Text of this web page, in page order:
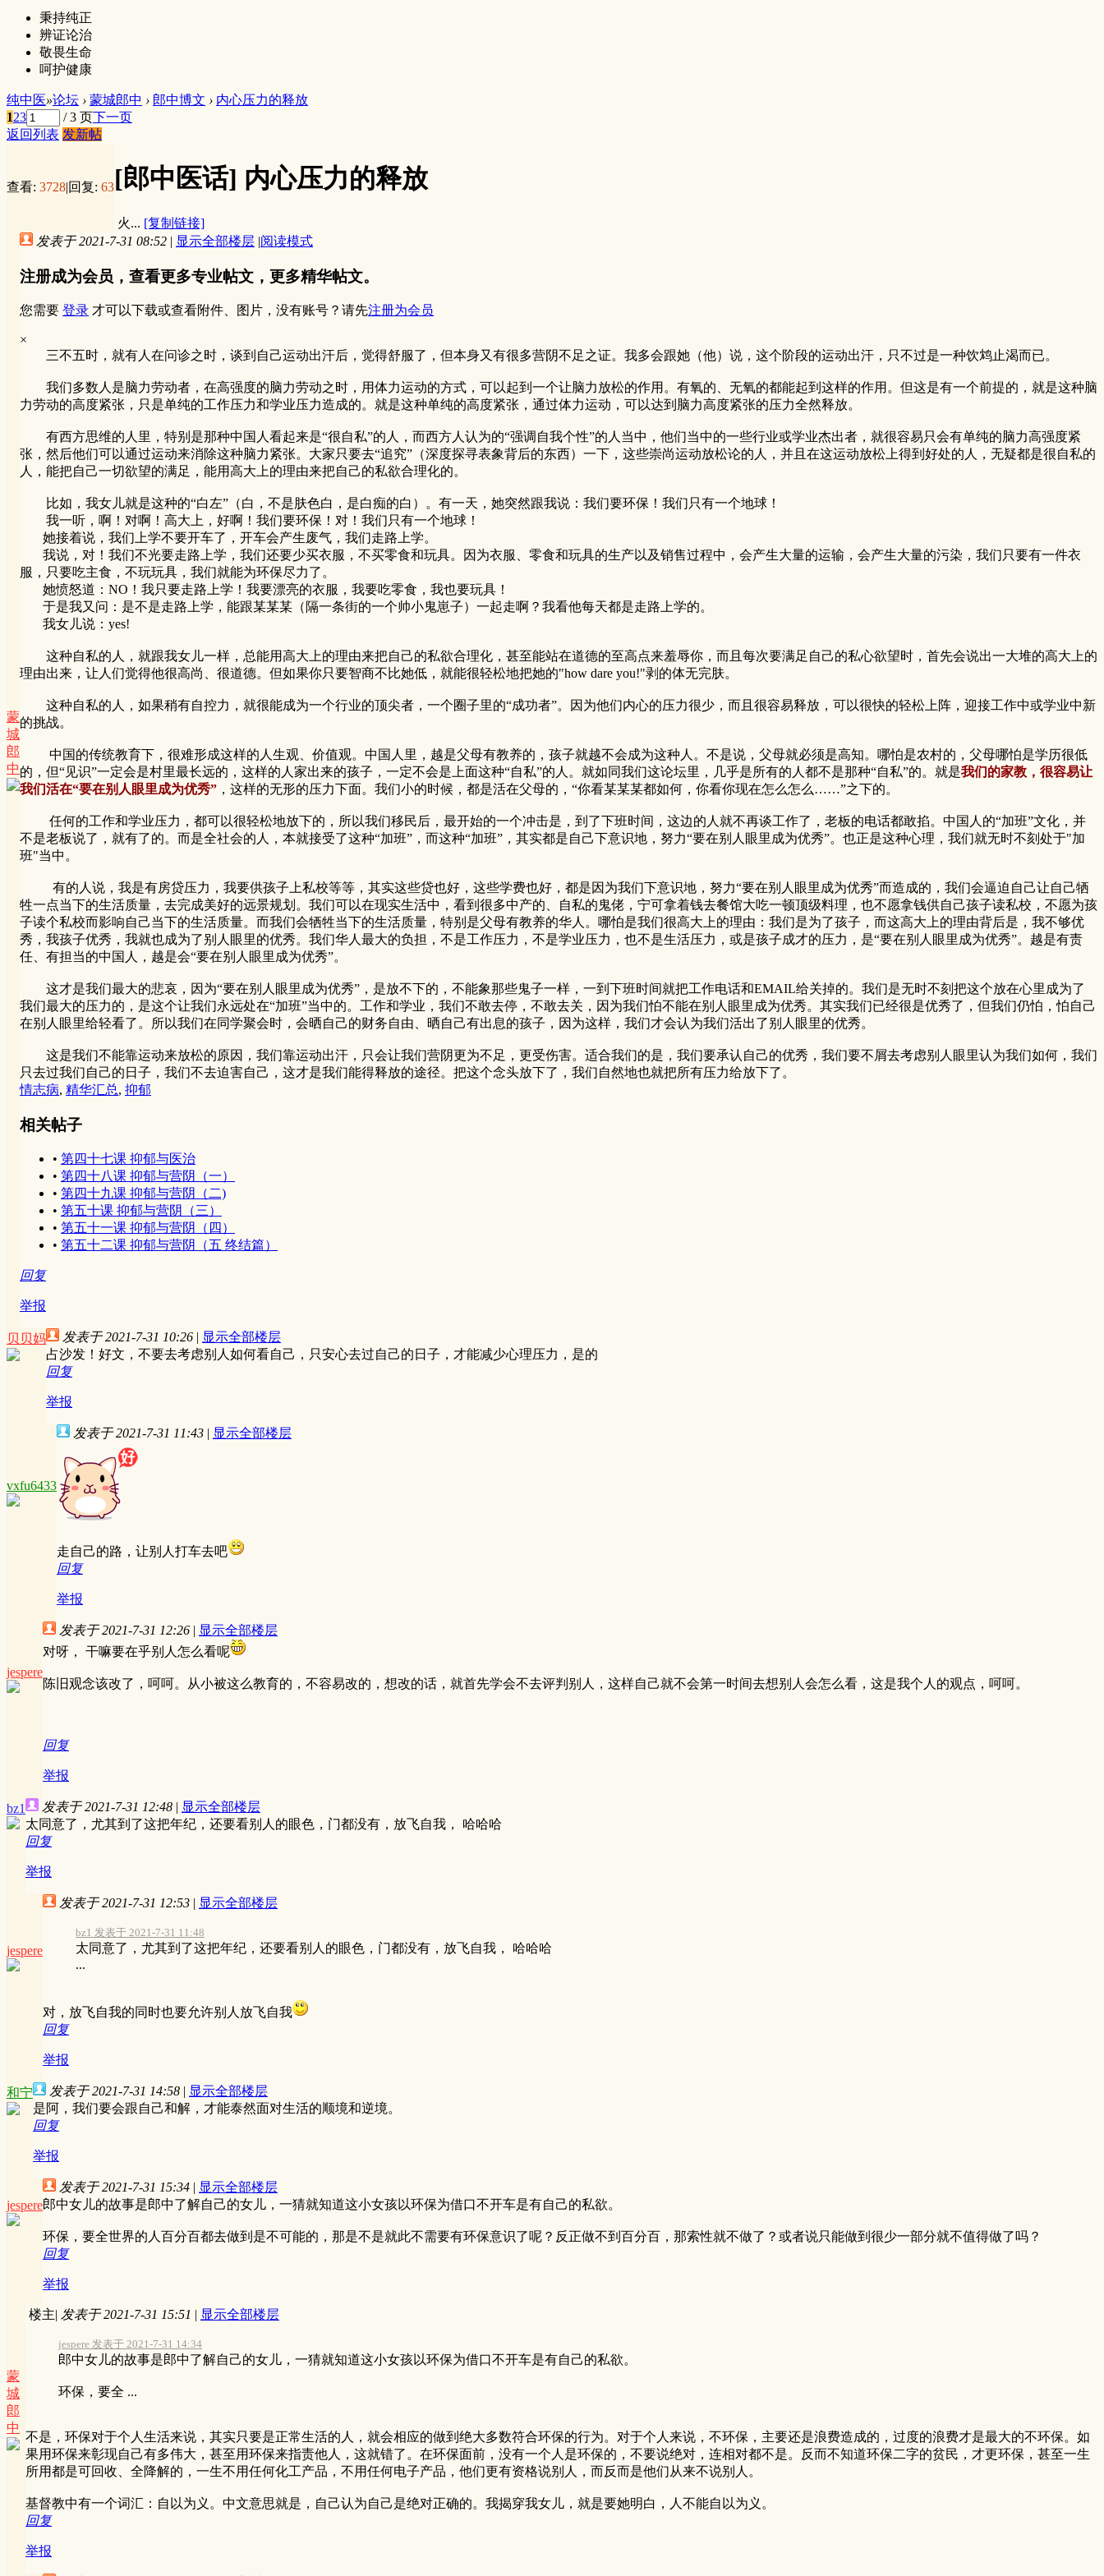
秉持纯正
辨证论治
敬畏生命
呵护健康
纯中医»论坛 › 蒙城郎中 › 郎中博文 › 内心压力的释放
123 / 3 页下一页
返回列表 发新帖
查看: 3728|回复: 63[郎中医话] 内心压力的释放
火... [复制链接]
蒙
城
郎
中
发表于 2021-7-31 08:52 | 显示全部楼层 |阅读模式
注册成为会员，查看更多专业帖文，更多精华帖文。
您需要 登录 才可以下载或查看附件、图片，没有账号？请先注册为会员
×
三不五时，就有人在问诊之时，谈到自己运动出汗后，觉得舒服了，但本身又有很多营阴不足之证。我多会跟她（他）说，这个阶段的运动出汗，只不过是一种饮鸩止渴而已。
我们多数人是脑力劳动者，在高强度的脑力劳动之时，用体力运动的方式，可以起到一个让脑力放松的作用。有氧的、无氧的都能起到这样的作用。但这是有一个前提的，就是这种脑
力劳动的高度紧张，只是单纯的工作压力和学业压力造成的。就是这种单纯的高度紧张，通过体力运动，可以达到脑力高度紧张的压力全然释放。
有西方思维的人里，特别是那种中国人看起来是“很自私”的人，而西方人认为的“强调自我个性”的人当中，他们当中的一些行业或学业杰出者，就很容易只会有单纯的脑力高强度紧
张，然后他们可以通过运动来消除这种脑力紧张。大家只要去“追究”（深度探寻表象背后的东西）一下，这些崇尚运动放松论的人，并且在这运动放松上得到好处的人，无疑都是很自私的
人，能把自己一切欲望的满足，能用高大上的理由来把自己的私欲合理化的。
比如，我女儿就是这种的“白左”（白，不是肤色白，是白痴的白）。有一天，她突然跟我说：我们要环保！我们只有一个地球！
我一听，啊！对啊！高大上，好啊！我们要环保！对！我们只有一个地球！
她接着说，我们上学不要开车了，开车会产生废气，我们走路上学。
我说，对！我们不光要走路上学，我们还要少买衣服，不买零食和玩具。因为衣服、零食和玩具的生产以及销售过程中，会产生大量的运输，会产生大量的污染，我们只要有一件衣
服，只要吃主食，不玩玩具，我们就能为环保尽力了。
她愤怒道：NO！我只要走路上学！我要漂亮的衣服，我要吃零食，我也要玩具！
于是我又问：是不是走路上学，能跟某某某（隔一条街的一个帅小鬼崽子）一起走啊？我看他每天都是走路上学的。
我女儿说：yes!
这种自私的人，就跟我女儿一样，总能用高大上的理由来把自己的私欲合理化，甚至能站在道德的至高点来羞辱你，而且每次要满足自己的私心欲望时，首先会说出一大堆的高大上的
理由出来，让人们觉得他很高尚、很道德。但如果你只要智商不比她低，就能很轻松地把她的"how dare you!"剥的体无完肤。
这种自私的人，如果稍有自控力，就很能成为一个行业的顶尖者，一个圈子里的“成功者”。因为他们内心的压力很少，而且很容易释放，可以很快的轻松上阵，迎接工作中或学业中新
的挑战。
中国的传统教育下，很难形成这样的人生观、价值观。中国人里，越是父母有教养的，孩子就越不会成为这种人。不是说，父母就必须是高知。哪怕是农村的，父母哪怕是学历很低
的，但“见识”一定会是村里最长远的，这样的人家出来的孩子，一定不会是上面这种“自私”的人。就如同我们这论坛里，几乎是所有的人都不是那种“自私”的。就是我们的家教，很容易让
我们活在“要在别人眼里成为优秀” ，这样的无形的压力下面。我们小的时候，都是活在父母的，“你看某某某都如何，你看你现在怎么怎么……”之下的。
任何的工作和学业压力，都可以很轻松地放下的，所以我们移民后，最开始的一个冲击是，到了下班时间，这边的人就不再谈工作了，老板的电话都敢掐。中国人的“加班”文化，并
不是老板说了，就有了的。而是全社会的人，本就接受了这种“加班”，而这种“加班”，其实都是自己下意识地，努力“要在别人眼里成为优秀”。也正是这种心理，我们就无时不刻处于"加
班"当中。
有的人说，我是有房贷压力，我要供孩子上私校等等，其实这些贷也好，这些学费也好，都是因为我们下意识地，努力“要在别人眼里成为优秀”而造成的，我们会逼迫自己让自己牺
牲一点当下的生活质量，去完成美好的远景规划。我们可以在现实生活中，看到很多中产的、自私的鬼佬，宁可拿着钱去餐馆大吃一顿顶级料理，也不愿拿钱供自己孩子读私校，不愿为孩
子读个私校而影响自己当下的生活质量。而我们会牺牲当下的生活质量，特别是父母有教养的华人。哪怕是我们很高大上的理由：我们是为了孩子，而这高大上的理由背后是，我不够优
秀，我孩子优秀，我就也成为了别人眼里的优秀。我们华人最大的负担，不是工作压力，不是学业压力，也不是生活压力，或是孩子成才的压力，是“要在别人眼里成为优秀”。越是有责
任、有担当的中国人，越是会“要在别人眼里成为优秀”。
这才是我们最大的悲哀，因为“要在别人眼里成为优秀”，是放不下的，不能象那些鬼子一样，一到下班时间就把工作电话和EMAIL给关掉的。我们是无时不刻把这个放在心里成为了
我们最大的压力的，是这个让我们永远处在“加班”当中的。工作和学业，我们不敢去停，不敢去关，因为我们怕不能在别人眼里成为优秀。其实我们已经很是优秀了，但我们仍怕，怕自己
在别人眼里给轻看了。所以我们在同学聚会时，会晒自己的财务自由、晒自己有出息的孩子，因为这样，我们才会认为我们活出了别人眼里的优秀。
这是我们不能靠运动来放松的原因，我们靠运动出汗，只会让我们营阴更为不足，更受伤害。适合我们的是，我们要承认自己的优秀，我们要不屑去考虑别人眼里认为我们如何，我们
只去过我们自己的日子，我们不去迫害自己，这才是我们能得释放的途径。把这个念头放下了，我们自然地也就把所有压力给放下了。
情志病, 精华汇总, 抑郁
相关帖子
• 第四十七课 抑郁与医治
• 第四十八课 抑郁与营阴（一）
• 第四十九课 抑郁与营阴（二)
• 第五十课 抑郁与营阴（三）
• 第五十一课 抑郁与营阴（四）
• 第五十二课 抑郁与营阴（五 终结篇）
回复
举报
贝贝妈 发表于 2021-7-31 10:26 | 显示全部楼层
占沙发！好文，不要去考虑别人如何看自己，只安心去过自己的日子，才能减少心理压力，是的
回复
举报
vxfu6433
发表于 2021-7-31 11:43 | 显示全部楼层
走自己的路，让别人打车去吧
回复
举报
jespere
发表于 2021-7-31 12:26 | 显示全部楼层
对呀， 干嘛要在乎别人怎么看呢
陈旧观念该改了，呵呵。从小被这么教育的，不容易改的，想改的话，就首先学会不去评判别人，这样自己就不会第一时间去想别人会怎么看，这是我个人的观点，呵呵。
回复
举报
bz1 发表于 2021-7-31 12:48 | 显示全部楼层
太同意了，尤其到了这把年纪，还要看别人的眼色，门都没有，放飞自我， 哈哈哈
回复
举报
jespere
发表于 2021-7-31 12:53 | 显示全部楼层
bz1 发表于 2021-7-31 11:48
太同意了，尤其到了这把年纪，还要看别人的眼色，门都没有，放飞自我， 哈哈哈
...
对，放飞自我的同时也要允许别人放飞自我
回复
举报
和宁 发表于 2021-7-31 14:58 | 显示全部楼层
是阿，我们要会跟自己和解，才能泰然面对生活的顺境和逆境。
回复
举报
jespere
发表于 2021-7-31 15:34 | 显示全部楼层
郎中女儿的故事是郎中了解自己的女儿，一猜就知道这小女孩以环保为借口不开车是有自己的私欲。
环保，要全世界的人百分百都去做到是不可能的，那是不是就此不需要有环保意识了呢？反正做不到百分百，那索性就不做了？或者说只能做到很少一部分就不值得做了吗？
回复
举报
蒙
城
郎
中
楼主| 发表于 2021-7-31 15:51 | 显示全部楼层
jespere 发表于 2021-7-31 14:34
郎中女儿的故事是郎中了解自己的女儿，一猜就知道这小女孩以环保为借口不开车是有自己的私欲。
环保，要全 ...
不是，环保对于个人生活来说，其实只要是正常生活的人，就会相应的做到绝大多数符合环保的行为。对于个人来说，不环保，主要还是浪费造成的，过度的浪费才是最大的不环保。如
果用环保来彰现自己有多伟大，甚至用环保来指责他人，这就错了。在环保面前，没有一个人是环保的，不要说绝对，连相对都不是。反而不知道环保二字的贫民，才更环保，甚至一生
所用都是可回收、全降解的，一生不用任何化工产品，不用任何电子产品，他们更有资格说别人，而反而是他们从来不说别人。
基督教中有一个词汇：自以为义。中文意思就是，自己认为自己是绝对正确的。我揭穿我女儿，就是要她明白，人不能自以为义。
回复
举报